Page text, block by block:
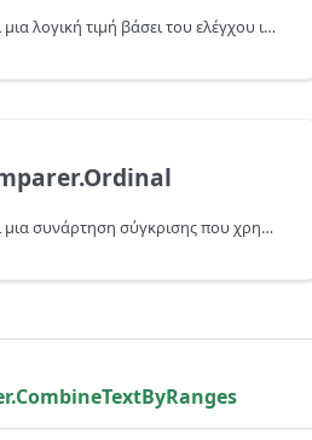
Επιστρέφει μια λογική τιμή βάσει του ελέγχου ισότητας που γίνεται στις δύο τιμές που έχουν καταχωρηθεί.
Επιστρέφει μια συνάρτηση σύγκρισης που χρησιμοποιεί τακτικούς κανόνες για τη σύγκριση τιμών.